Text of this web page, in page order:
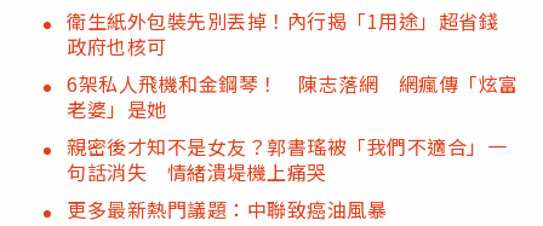
衛生紙外包裝先別丟掉！內行揭「1用途」超省錢
政府也核可
6架私人飛機和金鋼琴！ 陳志落網 網瘋傳「炫富
老婆」是她
親密後才知不是女友？郭書瑤被「我們不適合」一
句話消失 情緒潰堤機上痛哭
更多最新熱門議題：中聯致癌油風暴